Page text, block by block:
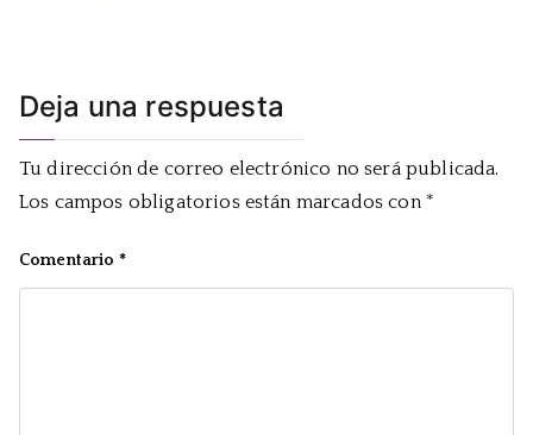
Deja una respuesta
Tu dirección de correo electrónico no será publicada.
Los campos obligatorios están marcados con *
Comentario *